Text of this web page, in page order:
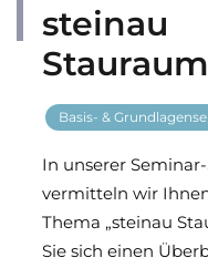
Service
Aktuelles
Händlerforum
KfW-Förderung
Programme
steinau
Basis- &
In unserer Seminar-
vermitteln wir
Thema „steinau
Sie sich einen